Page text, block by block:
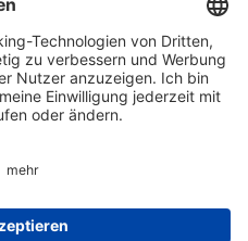
PRINZIPALMARKT
BERATUNG
RÜCKVERSAND